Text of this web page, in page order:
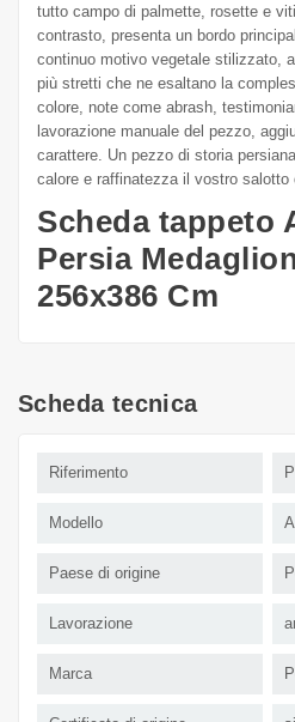
tutto campo di palmette, rosette e
contrasto, presenta un bordo
continuo motivo vegetale stilizzato,
più stretti che ne esaltano la
colore, note come abrash,
lavorazione manuale del pezzo,
carattere. Un pezzo di storia
calore e raffinatezza il vostro salotto
Scheda tappeto
Persia
256x386 Cm
Scheda tecnica
Riferimento
Modello
Paese di origine
Lavorazione
Marca